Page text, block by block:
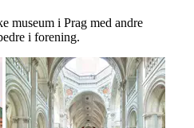
museum i Prag med andre
i forening.